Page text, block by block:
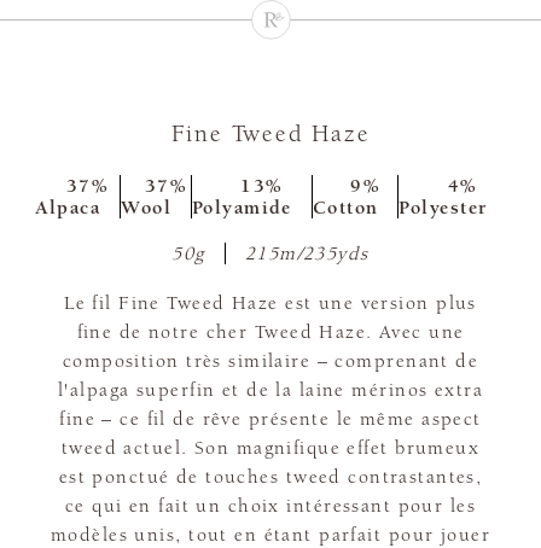
Fine Tweed Haze
37%
Alpaca
37%
Wool
13%
Polyamide
9%
Cotton
4%
Polyester
50g 215m/235yds
Le fil Fine Tweed Haze est une version plus
fine de notre cher Tweed Haze. Avec une
composition très similaire – comprenant de
l'alpaga superfin et de la laine mérinos extra
fine – ce fil de rêve présente le même aspect
tweed actuel. Son magnifique effet brumeux
est ponctué de touches tweed contrastantes,
ce qui en fait un choix intéressant pour les
modèles unis, tout en étant parfait pour jouer